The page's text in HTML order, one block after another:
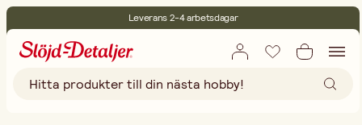
Leverans 2-4 arbetsdagar
Fri frakt vid köp över 499:-